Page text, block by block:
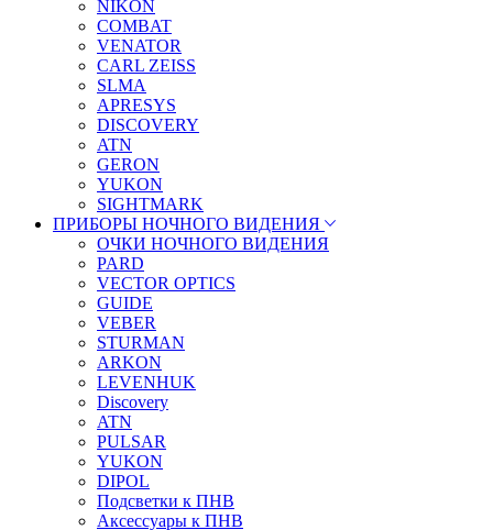
NIKON
COMBAT
VENATOR
CARL ZEISS
SLMA
APRESYS
DISCOVERY
ATN
GERON
YUKON
SIGHTMARK
ПРИБОРЫ НОЧНОГО ВИДЕНИЯ
ОЧКИ НОЧНОГО ВИДЕНИЯ
PARD
VECTOR OPTICS
GUIDE
VEBER
STURMAN
ARKON
LEVENHUK
Discovery
ATN
PULSAR
YUKON
DIPOL
Подсветки к ПНВ
Аксессуары к ПНВ